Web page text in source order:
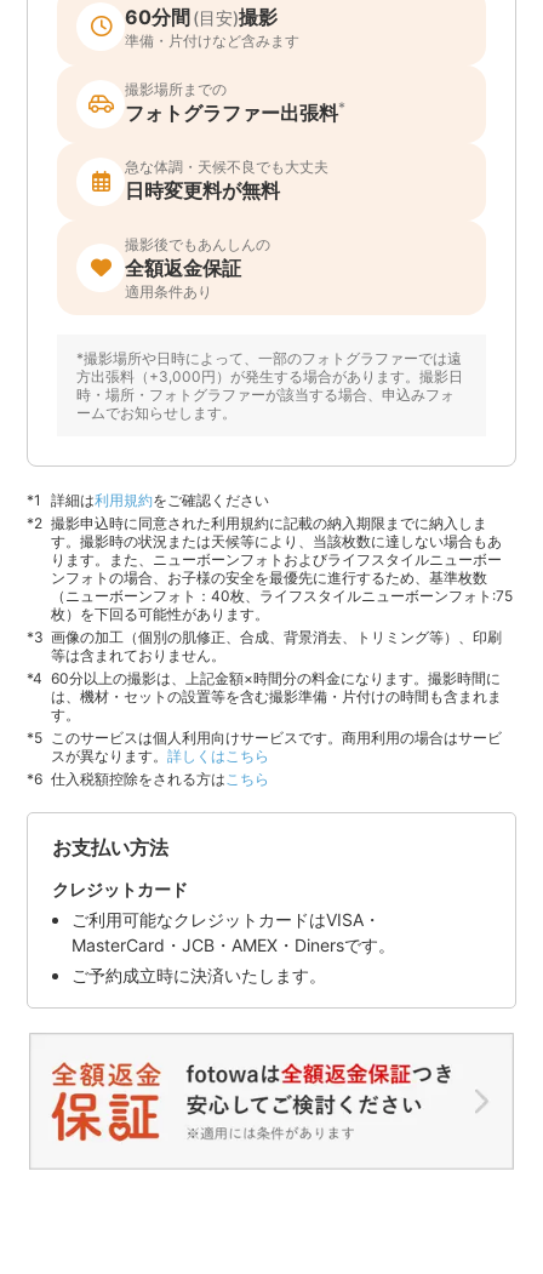
60分間 (目安)撮影
準備・片付けなど含みます
撮影場所までの
フォトグラファー出張料*
急な体調・天候不良でも大丈夫
日時変更料が無料
撮影後でもあんしんの
全額返金保証
適用条件あり
*撮影場所や日時によって、一部のフォトグラファーでは遠
方出張料（+3,000円）が発生する場合があります。撮影日
時・場所・フォトグラファーが該当する場合、申込みフォ
ームでお知らせします。
詳細は利用規約をご確認ください
撮影申込時に同意された利用規約に記載の納入期限までに納入しま
す。撮影時の状況または天候等により、当該枚数に達しない場合もあ
ります。また、ニューボーンフォトおよびライフスタイルニューボー
ンフォトの場合、お子様の安全を最優先に進行するため、基準枚数
（ニューボーンフォト：40枚、ライフスタイルニューボーンフォト:75
枚）を下回る可能性があります。
画像の加工（個別の肌修正、合成、背景消去、トリミング等）、印刷
等は含まれておりません。
60分以上の撮影は、上記金額×時間分の料金になります。撮影時間に
は、機材・セットの設置等を含む撮影準備・片付けの時間も含まれま
す。
このサービスは個人利用向けサービスです。商用利用の場合はサービ
スが異なります。詳しくはこちら
仕入税額控除をされる方は こちら
お支払い方法
クレジットカード
ご利用可能なクレジットカードはVISA・
MasterCard・JCB・AMEX・Dinersです。
ご予約成立時に決済いたします。